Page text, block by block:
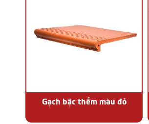
Gạch bậc thềm màu đỏ